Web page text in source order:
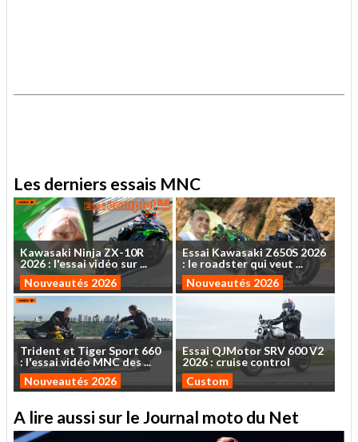
Les derniers essais MNC
Kawasaki NinjaZX-10R
2026: l'essaividéo sur...
Nouveautés 2026
Essai Kawasaki Z650S 2026
: le roadsterquiveut ...
Nouveautés 2026
Trident et TigerSport 660
: l'essaividéo MNCdes...
Nouveautés 2026
EssaiQJMotorSRV 600V2
2026 : cruise control
Custom
A lire aussi sur le Journal moto du Net